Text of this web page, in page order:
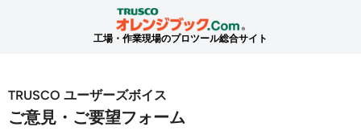
工場・作業現場のプロツール総合サイト
TRUSCO ユーザーズボイス
ご意見・ご要望フォーム